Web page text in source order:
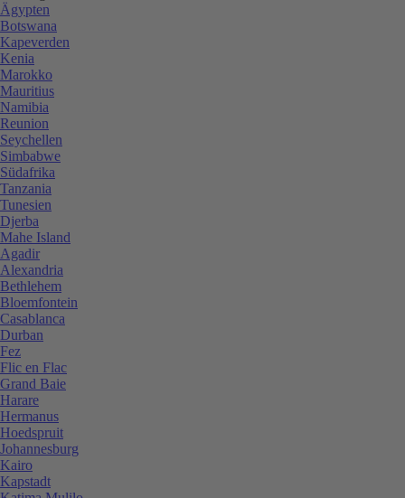
Ägypten
Botswana
Kapeverden
Kenia
Marokko
Mauritius
Namibia
Reunion
Seychellen
Simbabwe
Südafrika
Tanzania
Tunesien
Djerba
Mahe Island
Agadir
Alexandria
Bethlehem
Bloemfontein
Casablanca
Durban
Fez
Flic en Flac
Grand Baie
Harare
Hermanus
Hoedspruit
Johannesburg
Kairo
Kapstadt